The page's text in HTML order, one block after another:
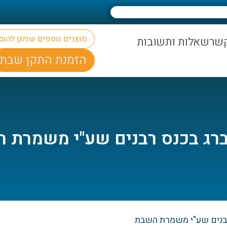
שאלות ותשובות מוצרים נוספים שניתן
הזמנת התקן שבת
בכנס רבנים שע"י
שע"י משמרת השבת